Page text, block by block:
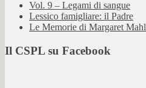
Vol. 9 – Legami di sangue
Lessico famigliare: il Padre
Le Memorie di Margaret
Il CSPL su Facebook